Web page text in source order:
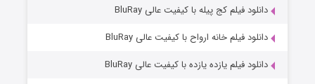
دانلود فیلم کج‌ پیله با کیفیت عالی BluRay
دانلود فیلم خانه ارواح با کیفیت عالی BluRay
دانلود فیلم یازده یازده با کیفیت عالی BluRay